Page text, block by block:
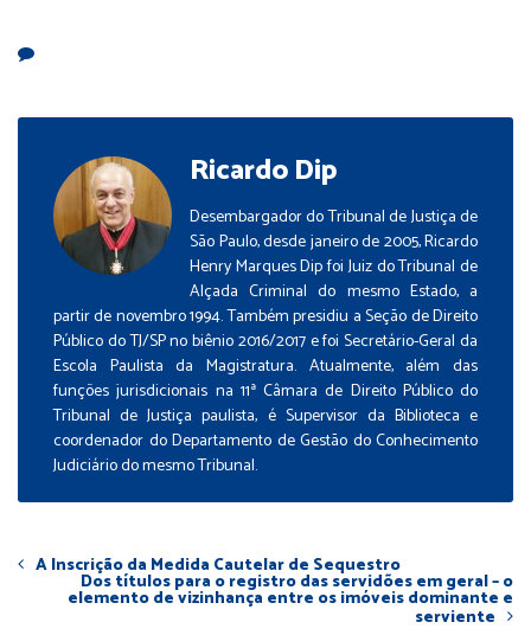
Ricardo Dip
Desembargador do Tribunal de Justiça de
São Paulo, desde janeiro de 2005, Ricardo
Henry Marques Dip foi Juiz do Tribunal de
Alçada Criminal do mesmo Estado, a
partir de novembro 1994. Também presidiu a Seção de Direito
Público do TJ/SP no biênio 2016/2017 e foi Secretário-Geral da
Escola Paulista da Magistratura. Atualmente, além das
funções jurisdicionais na 11ª Câmara de Direito Público do
Tribunal de Justiça paulista, é Supervisor da Biblioteca e
coordenador do Departamento de Gestão do Conhecimento
Judiciário do mesmo Tribunal.
A Inscrição da Medida Cautelar de Sequestro
Dos títulos para o registro das servidões em geral – o
elemento de vizinhança entre os imóveis dominante e
serviente